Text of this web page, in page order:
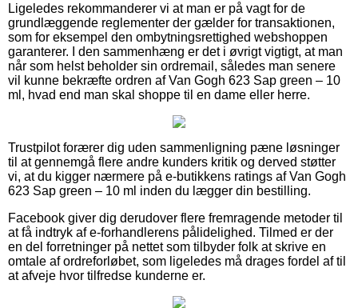
Ligeledes rekommanderer vi at man er på vagt for de
grundlæggende reglementer der gælder for transaktionen,
som for eksempel den ombytningsrettighed webshoppen
garanterer. I den sammenhæng er det i øvrigt vigtigt, at man
når som helst beholder sin ordremail, således man senere
vil kunne bekræfte ordren af Van Gogh 623 Sap green – 10
ml, hvad end man skal shoppe til en dame eller herre.
Trustpilot forærer dig uden sammenligning pæne løsninger
til at gennemgå flere andre kunders kritik og derved støtter
vi, at du kigger nærmere på e-butikkens ratings af Van Gogh
623 Sap green – 10 ml inden du lægger din bestilling.
Facebook giver dig derudover flere fremragende metoder til
at få indtryk af e-forhandlerens pålidelighed. Tilmed er der
en del forretninger på nettet som tilbyder folk at skrive en
omtale af ordreforløbet, som ligeledes må drages fordel af til
at afveje hvor tilfredse kunderne er.